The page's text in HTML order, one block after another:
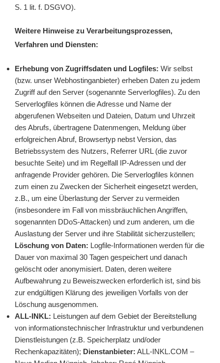
S. 1 lit. f. DSGVO).
Weitere Hinweise zu Verarbeitungsprozessen,
Verfahren und Diensten:
Erhebung von Zugriffsdaten und Logfiles: Wir selbst
(bzw. unser Webhostinganbieter) erheben Daten zu jedem
Zugriff auf den Server (sogenannte Serverlogfiles). Zu den
Serverlogfiles können die Adresse und Name der
abgerufenen Webseiten und Dateien, Datum und Uhrzeit
des Abrufs, übertragene Datenmengen, Meldung über
erfolgreichen Abruf, Browsertyp nebst Version, das
Betriebssystem des Nutzers, Referrer URL (die zuvor
besuchte Seite) und im Regelfall IP-Adressen und der
anfragende Provider gehören. Die Serverlogfiles können
zum einen zu Zwecken der Sicherheit eingesetzt werden,
z.B., um eine Überlastung der Server zu vermeiden
(insbesondere im Fall von missbräuchlichen Angriffen,
sogenannten DDoS-Attacken) und zum anderen, um die
Auslastung der Server und ihre Stabilität sicherzustellen;
Löschung von Daten: Logfile-Informationen werden für die
Dauer von maximal 30 Tagen gespeichert und danach
gelöscht oder anonymisiert. Daten, deren weitere
Aufbewahrung zu Beweiszwecken erforderlich ist, sind bis
zur endgültigen Klärung des jeweiligen Vorfalls von der
Löschung ausgenommen.
ALL-INKL: Leistungen auf dem Gebiet der Bereitstellung
von informationstechnischer Infrastruktur und verbundenen
Dienstleistungen (z.B. Speicherplatz und/oder
Rechenkapazitäten); Dienstanbieter: ALL-INKL.COM –